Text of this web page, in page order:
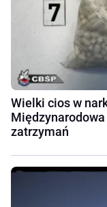
Wielki cios w
zatrzymań